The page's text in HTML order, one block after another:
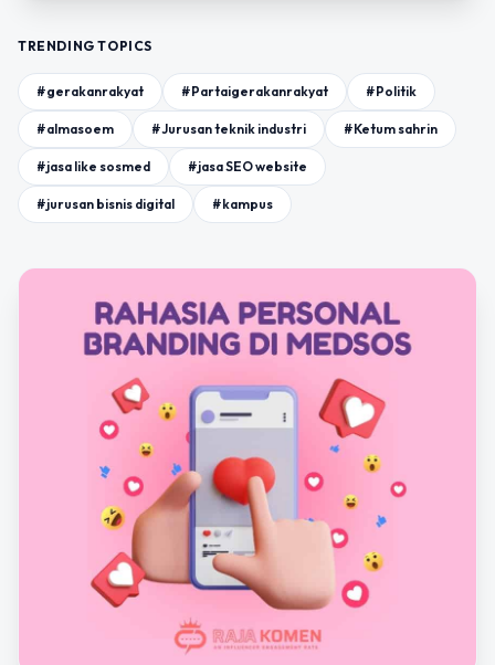
TRENDING TOPICS
#gerakanrakyat #Partaigerakanrakyat #Politik
#almasoem #Jurusan teknik industri #Ketum sahrin
#jasa like sosmed #jasa SEO website
#jurusan bisnis digital #kampus